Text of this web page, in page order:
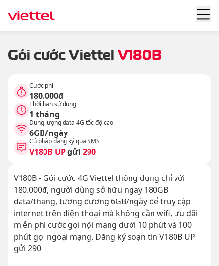
Gói cước ViettelV180B
Cước phí
180.000đ
Thời hạn sử dụng
1 tháng
Dung lượng data 4G tốc độ cao
6GB/ngày
Cú pháp đăng ký qua SMS
V180B UPgửi 290
V180B - Gói cước 4G Viettel thông dụng chỉ với
180.000đ, người dùng sở hữu ngay 180GB
data/tháng, tương đương 6GB/ngày để truy cập
internet trên điện thoại mà không cần wifi, ưu đãi
miễn phí cước gọi nội mạng dưới 10 phút và 100
phút gọi ngoại mạng. Đăng ký soạn tin V180B UP
gửi 290